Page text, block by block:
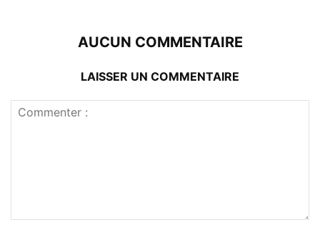
AUCUN COMMENTAIRE
LAISSER UN COMMENTAIRE